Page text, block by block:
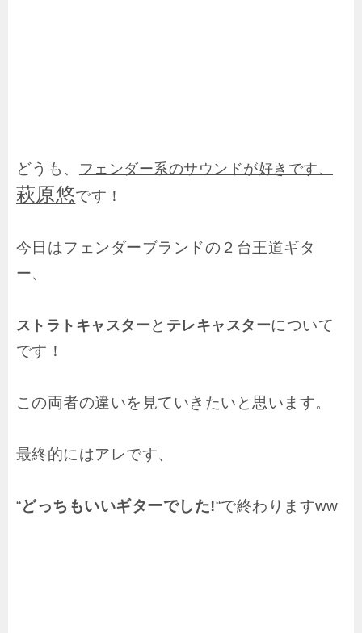
どうも、 フェンダー系のサウンドが好きです、
萩原悠です！
今日はフェンダーブランドの２台王道ギタ
ー、
ストラトキャスターと テレキャスターについて
です！
この両者の違いを見ていきたいと思います。
最終的にはアレです、
“どっちもいいギターでした!“で終わりますww